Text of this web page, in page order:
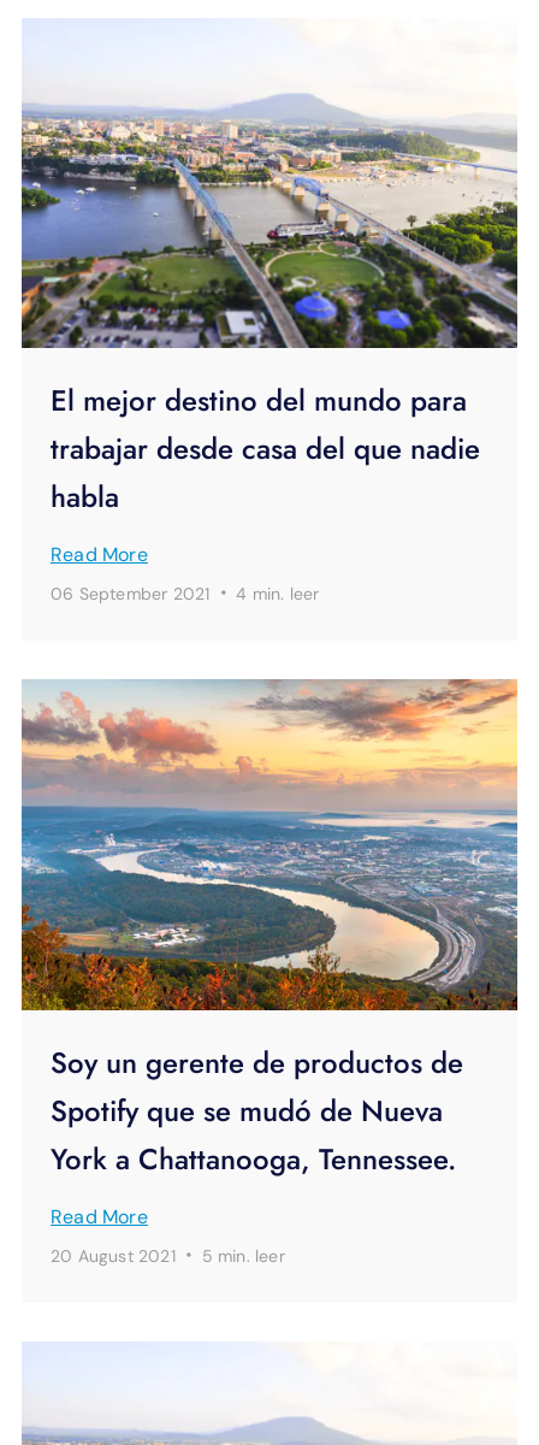
El mejor destino del mundo para
trabajar desde casa del que nadie
habla
Read More
06 September 2021 ·4 min. leer
Soy un gerente de productos de
Spotify que se mudó de Nueva
York a Chattanooga, Tennessee.
Read More
20 August 2021 · 5 min. leer